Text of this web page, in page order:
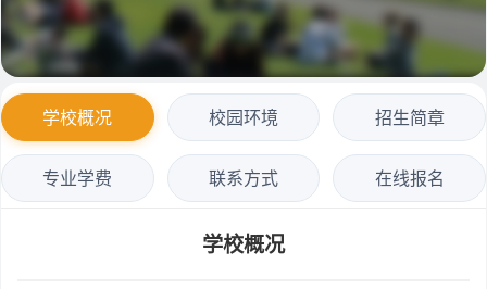
学校概况 校园环境 招生简章
专业学费 联系方式 在线报名
学校概况